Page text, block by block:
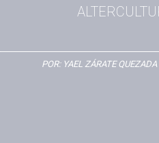
POR: YAEL ZÁRATE QUEZADA